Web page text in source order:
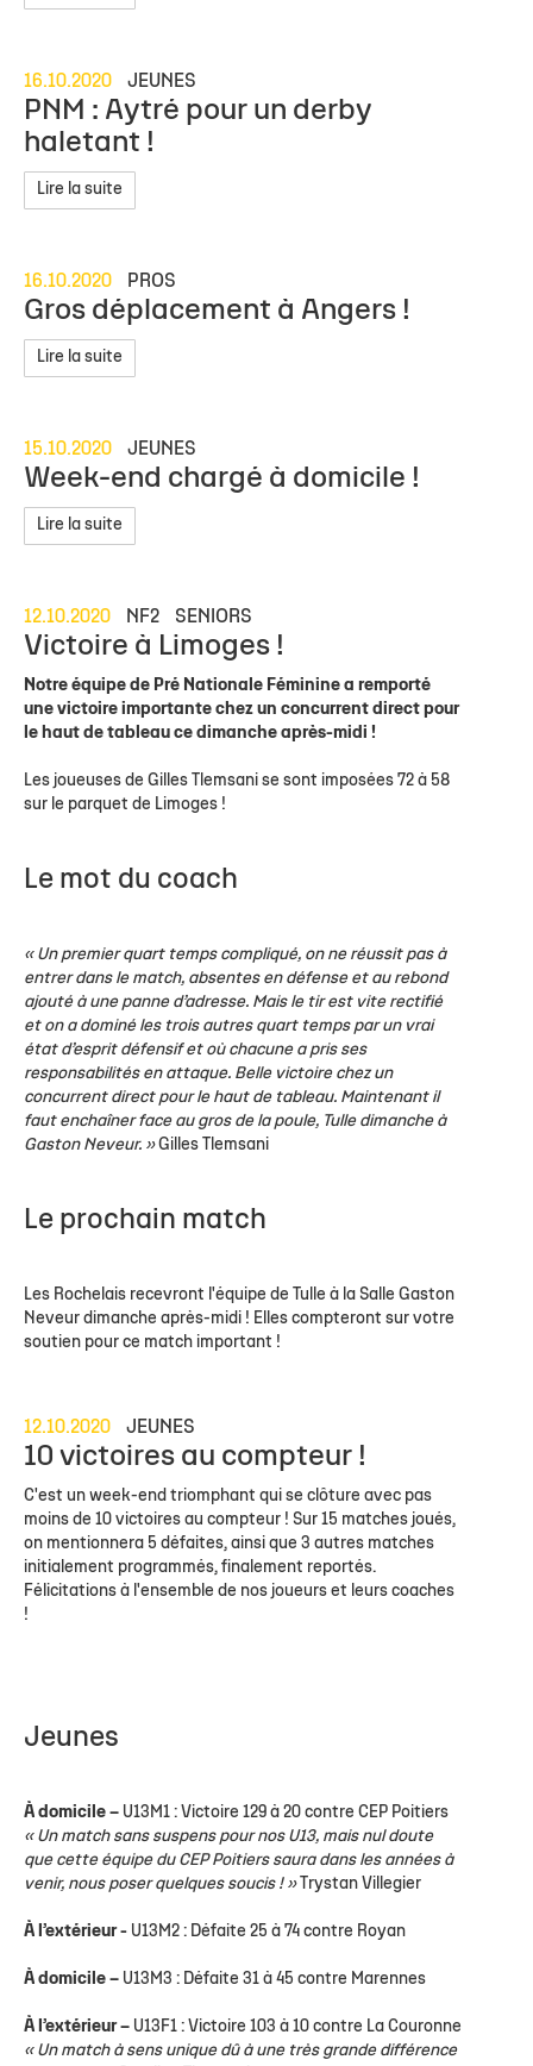
16.10.2020 JEUNES
PNM : Aytré pour un derby
haletant !
Lire la suite
16.10.2020 PROS
Gros déplacement à Angers !
Lire la suite
15.10.2020 JEUNES
Week-end chargé à domicile !
Lire la suite
12.10.2020 NF2 SENIORS
Victoire à Limoges !
Notre équipe de Pré Nationale Féminine a remporté
une victoire importante chez un concurrent direct pour
le haut de tableau ce dimanche après-midi !
Les joueuses de Gilles Tlemsani se sont imposées 72 à 58
sur le parquet de Limoges !
Le mot du coach
« Un premier quart temps compliqué, on ne réussit pas à
entrer dans le match, absentes en défense et au rebond
ajouté à une panne d’adresse. Mais le tir est vite rectifié
et on a dominé les trois autres quart temps par un vrai
état d’esprit défensif et où chacune a pris ses
responsabilités en attaque. Belle victoire chez un
concurrent direct pour le haut de tableau. Maintenant il
faut enchaîner face au gros de la poule, Tulle dimanche à
Gaston Neveur. »Gilles Tlemsani
Le prochain match
Les Rochelais recevront l'équipe de Tulle à la Salle Gaston
Neveur dimanche après-midi ! Elles compteront sur votre
soutien pour ce match important !
12.10.2020 JEUNES
10 victoires au compteur !
C'est un week-end triomphant qui se clôture avec pas
moins de 10 victoires au compteur ! Sur 15 matches joués,
on mentionnera 5 défaites, ainsi que 3 autres matches
initialement programmés, finalement reportés.
Félicitations à l'ensemble de nos joueurs et leurs coaches
!
Jeunes
À domicile – U13M1 : Victoire 129 à 20 contre CEP Poitiers
« Un match sans suspens pour nos U13, mais nul doute
que cette équipe du CEP Poitiers saura dans les années à
venir, nous poser quelques soucis ! »Trystan Villegier
À l’extérieur - U13M2 : Défaite 25 à 74 contre Royan
À domicile – U13M3 : Défaite 31 à 45 contre Marennes
À l’extérieur – U13F1 : Victoire 103 à 10 contre La Couronne
« Un match à sens unique dû à une très grande différence